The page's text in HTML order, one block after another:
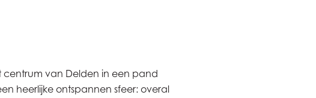
centrum van Delden in een pand
heerlijke ontspannen sfeer: overal